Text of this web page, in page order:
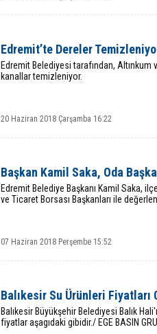
Edremit’te Dereler
Edremit Belediyesi tarafından,
kanallar temizleniyor.
20 Haziran 2018 Çarşamba 16:22
Başkan Kamil Saka, Oda
Edremit Belediye Başkanı Kamil Saka,
ve Ticaret Borsası Başkanları ile
07 Haziran 2018 Perşembe 15:52
Balıkesir Su Ürünleri Fiyatları
Balıkesir Büyükşehir Belediyesi Balık
fiyatlar aşagıdaki gibidir./ EGE BASIN